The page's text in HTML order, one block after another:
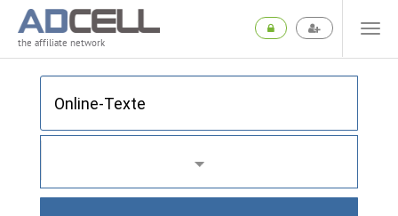
the affiliate network